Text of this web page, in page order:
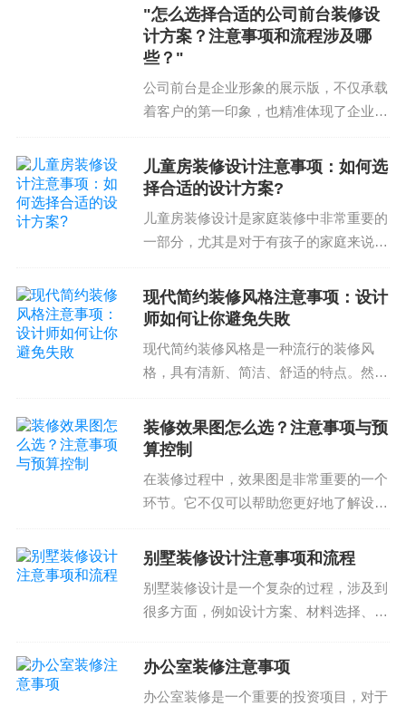
选择合适的施工队伍非常关键。好的施工队伍可以
保证装修的质量。因此，需要根据装修需求选择合
适的施工队伍。需要考虑施工队伍的经验、资质、
价格和服务态度等多个因素。好的施工队伍可以保
低。好的施工队伍可以提供专业的服务，保证装修
的质量。好的施工队伍可以提供专业的服务，保证
装修的质量。好的施工队伍可以提供专业的服务，
保证装修的质量。好的施工队伍可以提供专业的服
的服务，保证装修的质量。好的施工队伍可以提供
专业的服务，保证装修的质量。好的施工队伍可以
提供专业的服务，保证装修的质量。好的施工队伍
可以提供专业的服务，保证装修的质量。好的施工
施工队伍可以提供专业的服务，保证装修的质量。
好的施工队伍可以提供专业的服务，保证装修的质
量。好的施工队伍可以提供专业的服务，保证装修
装修的质量。好的施工队伍可以提供专业的服务，
保证装修的质量。好的施工队伍可以提供专业的服
"怎么选择合适的公司前台装修设
计方案？注意事项和流程涉及哪
些？"
公司前台是企业形象的展示版，不仅承载
着客户的第一印象，也精准体现了企业的
台装修设计是企业的重要决策之一。那
么，怎么选择合适的公司前台装修设计方
儿童房装修设计注意事项：如何选
择合适的设计方案?
儿童房装修设计是家庭装修中非常重要的
一部分，尤其是对于有孩子的家庭来说，
创造一个舒适、安全的空间，还能为家庭
的整体生活质量带来积极的影响。那么，
现代简约装修风格注意事项：设计
师如何让你避免失敗
现代简约装修风格是一种流行的装修风
格，具有清新、简洁、舒适的特点。然
敗却是很多人遇到的难题。下面我们将为
你提供现代简约装修风格注意事项和设计
装修效果图怎么选？注意事项与预
算控制
在装修过程中，效果图是非常重要的一个
环节。它不仅可以帮助您更好地了解设计
间浪费。那么，如何选择合适的装修效果
果图的选取注意事项和...
别墅装修设计注意事项和流程
别墅装修设计是一个复杂的过程，涉及到
很多方面，例如设计方案、材料选择、预
计前，我们需要了解一些注意事项和流
办公室装修注意事项
办公室装修是一个重要的投资项目，对于